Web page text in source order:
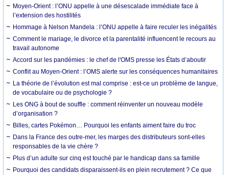
Moyen-Orient : l’ONU appelle à une désescalade immédiate face à
l’extension des hostilités
Hommage à Nelson Mandela : l’ONU appelle à faire reculer les inégalités
Comment le mariage, le divorce et la parentalité influencent le recours au
travail autonome
Accord sur les pandémies : le chef de l'OMS presse les États d’aboutir
Conflit au Moyen-Orient : l’OMS alerte sur les conséquences humanitaires
La théorie de l’évolution est mal comprise : est-ce un problème de langue,
de vocabulaire ou de psychologie ?
Les ONG à bout de souffle : comment réinventer un nouveau modèle
d’organisation ?
Billes, cartes Pokémon… Pourquoi les enfants aiment faire du troc
Dans la France des outre-mer, les marges des distributeurs sont-elles
responsables de la vie chère ?
Plus d’un adulte sur cinq est touché par le handicap dans sa famille
Pourquoi des candidats disparaissent-ils en plein recrutement ? Ce que